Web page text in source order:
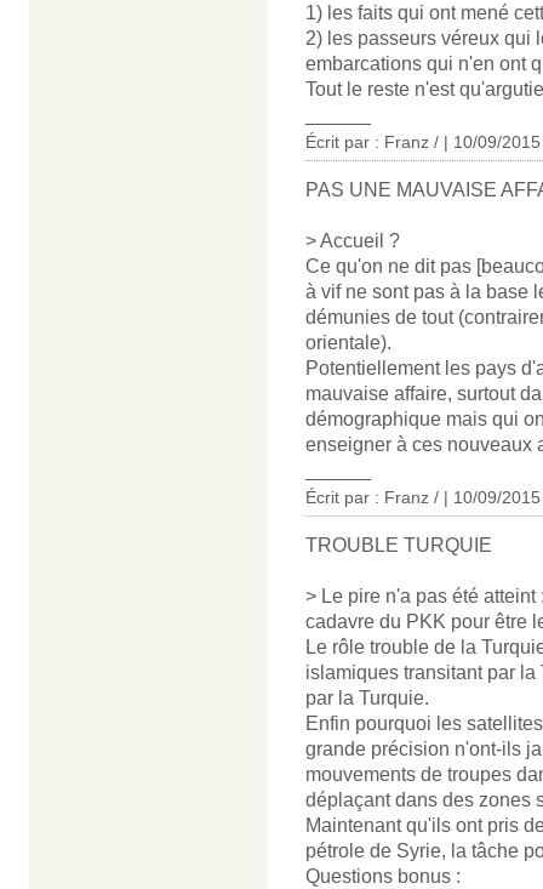
1) les faits qui ont mené
2) les passeurs véreux qui
embarcations qui n'en ont
Tout le reste n'est
Écrit par : Franz / | 10/09/2015
PAS UNE MAUVAISE
> Accueil ?
Ce qu'on ne dit pas
à vif ne sont pas à la base
démunies de tout
orientale).
Potentiellement les pays
mauvaise affaire, surtout
démographique mais qui
enseigner à ces nouveaux
Écrit par : Franz / | 10/09/2015
TROUBLE TURQUIE
> Le pire n'a pas été
cadavre du PKK pour être
Le rôle trouble de la
islamiques transitant par
par la Turquie.
Enfin pourquoi les
grande précision n'ont-ils
mouvements de troupes
déplaçant dans des zones
Maintenant qu'ils ont pris
pétrole de Syrie, la tâche
Questions bonus :